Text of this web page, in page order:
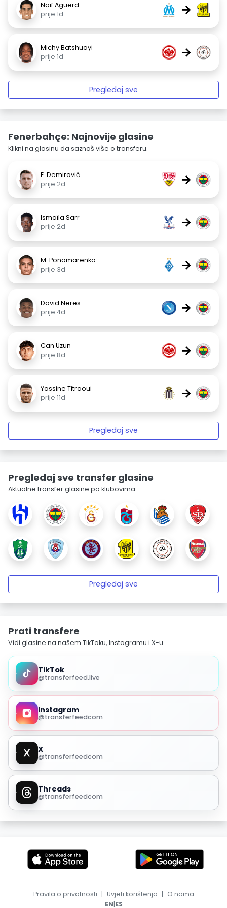
Naif Aguerd
prije 1d
→
Michy Batshuayi
prije 1d
→
Pregledaj sve
Fenerbahçe: Najnovije glasine
Klikni na glasinu da saznaš više o transferu.
E. Demirović
prije 2d
→
Ismaïla Sarr
prije 2d
→
M. Ponomarenko
prije 3d
→
David Neres
prije 4d
→
Can Uzun
prije 8d
→
Yassine Titraoui
prije 11d
→
Pregledaj sve
Pregledaj sve transfer glasine
Aktualne transfer glasine po klubovima.
Pregledaj sve
Prati transfere
Vidi glasine na našem TikToku, Instagramu i X-u.
TikTok
@transferfeed.live
Instagram
@transferfeedcom
X
@transferfeedcom
Threads
@transferfeedcom
Pravila o privatnosti | Uvjeti korištenja | O nama
EN|ES